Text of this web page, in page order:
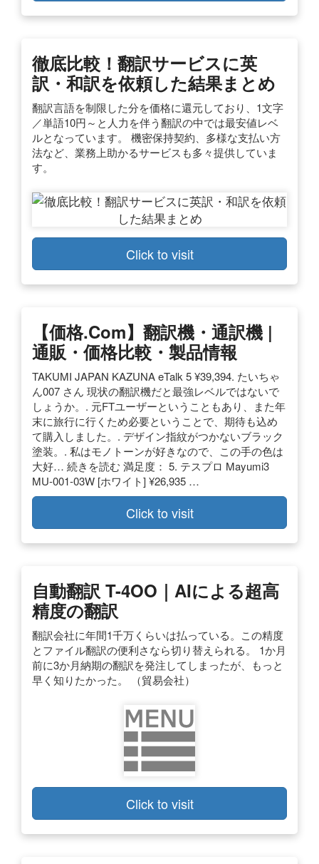
徹底比較！翻訳サービスに英
訳・和訳を依頼した結果まとめ
翻訳言語を制限した分を価格に還元しており、1文字
／単語10円～と人力を伴う翻訳の中では最安値レベ
ルとなっています。 機密保持契約、多様な支払い方
法など、業務上助かるサービスも多々提供していま
す。
Click to visit
【価格.com】翻訳機・通訳機 |
通販・価格比較・製品情報
TAKUMI JAPAN KAZUNA eTalk 5 ¥39,394. たいちゃ
ん007 さん 現状の翻訳機だと最強レベルではないで
しょうか。. 元FTユーザーということもあり、また年
末に旅行に行くため必要ということで、期待も込め
て購入しました。. デザイン指紋がつかないブラック
塗装。. 私はモノトーンが好きなので、この手の色は
大好… 続きを読む 満足度： 5. テスプロ Mayumi3
MU-001-03W [ホワイト] ¥26,935 …
Click to visit
自動翻訳 T-4OO｜AIによる超高
精度の翻訳
翻訳会社に年間1千万くらいは払っている。この精度
とファイル翻訳の便利さなら切り替えられる。 1か月
前に3か月納期の翻訳を発注してしまったが、もっと
早く知りたかった。 （貿易会社）
Click to visit